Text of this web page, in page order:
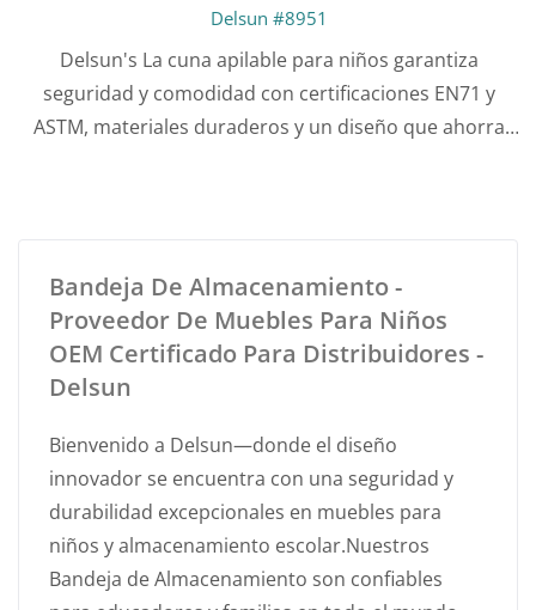
Delsun #8951
Delsun's La cuna apilable para niños garantiza
seguridad y comodidad con certificaciones EN71 y
ASTM, materiales duraderos y un diseño que ahorra
Bandeja De Almacenamiento -
Proveedor De Muebles Para Niños
OEM Certificado Para Distribuidores -
Delsun
Bienvenido a Delsun—donde el diseño
innovador se encuentra con una seguridad y
durabilidad excepcionales en muebles para
niños y almacenamiento escolar.Nuestros
Bandeja de Almacenamiento son confiables